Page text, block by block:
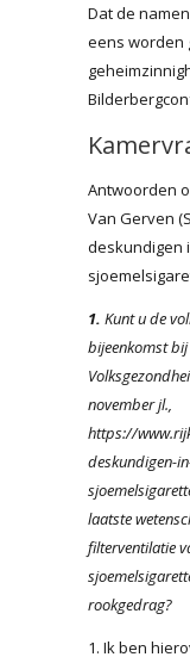
Dat de
eens worden
Antwoorden
Van Gerven
deskundigen
1. Kunt u de
bijeenkomst
november jl.,
https://
deskundigen-
laatste
filterventilatie
rookgedrag?
1. Ik ben